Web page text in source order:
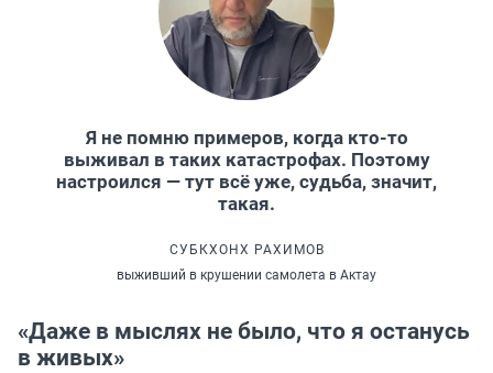
Я не помню примеров, когда кто-то
выживал в таких катастрофах. Поэтому
настроился — тут всё уже, судьба, значит,
такая.
СУБКХОНХ РАХИМОВ
выживший в крушении самолета в Актау
«Даже в мыслях не было, что я останусь
в живых»